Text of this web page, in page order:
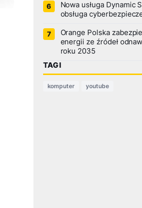
Nowa usługa Dynamic
obsługa
Orange Polska
energii ze źródeł
roku 2035
TAGI
komputer youtube